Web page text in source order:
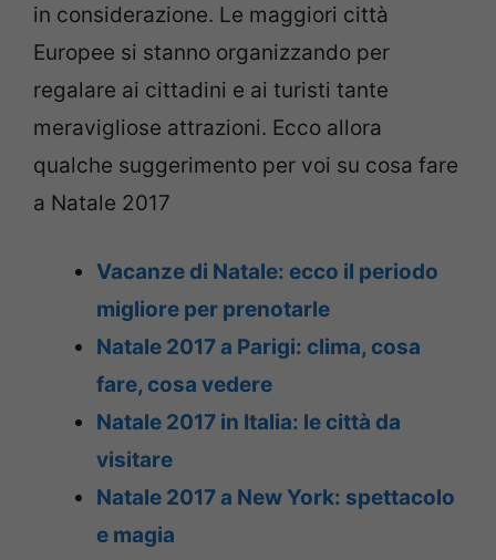
in considerazione. Le maggiori città
Europee si stanno organizzando per
regalare ai cittadini e ai turisti tante
meravigliose attrazioni. Ecco allora
qualche suggerimento per voi su cosa fare
a Natale 2017
Vacanze di Natale: ecco il periodo
migliore per prenotarle
Natale 2017 a Parigi: clima, cosa
fare, cosa vedere
Natale 2017 in Italia: le città da
visitare
Natale 2017 a New York: spettacolo
e magia